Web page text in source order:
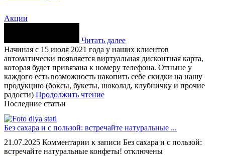
Акции
Читать далее
Начиная с 15 июля 2021 года у наших клиентов
автоматически появляется виртуальная дисконтная карта,
которая будет привязана к номеру телефона. Отныне у
каждого есть возможность накопить себе скидки на нашу
продукцию (боксы, букеты, шоколад, клубничку и прочие
радости) Продолжить чтение
Последние статьи
Без сахара и с пользой: встречайте натуральные ...
21.07.2025 Комментарии к записи Без сахара и с пользой:
встречайте натуральные конфеты! отключены